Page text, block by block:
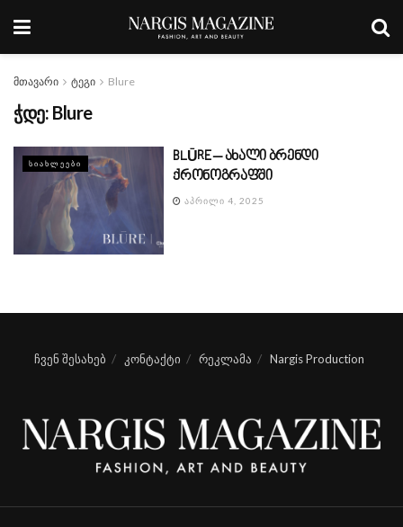
მთავარი ტეგი Blure
ჭდე: Blure
ᲡᲘᲐᲮᲚᲔᲔᲑᲘ
BLŪRE – ახალი ბრენდი
ქრონოგრაფში
ᲐᲞᲠᲘᲚᲘ 4, 2025
ჩვენ შესახებ კონტაქტი რეკლამა Nargis Production